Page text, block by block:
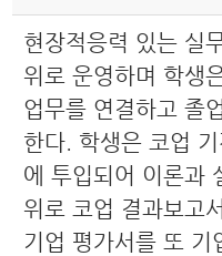
현장적응력 있는 실
위로 운영하며 학생
업무를 연결하고 졸
한다. 학생은 코업
에 투입되어 이론과
위로 코업 결과보고
기업 평가서를 또 기